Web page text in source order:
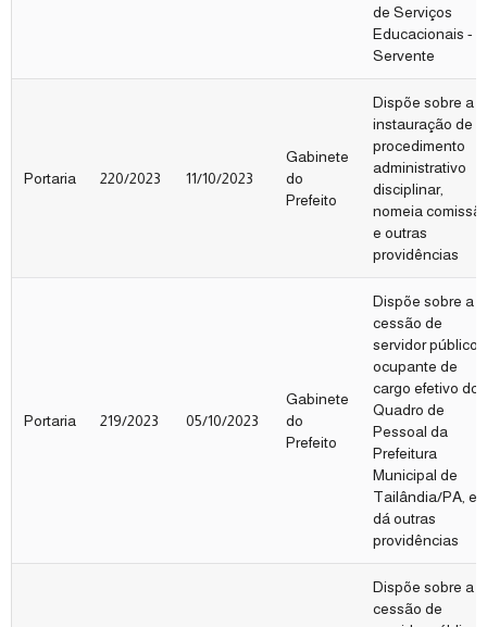
de Serviços
Educacionais -
Servente
Portaria 220/2023 11/10/2023
Gabinete
do
Prefeito
Dispõe sobre a
instauração de
procedimento
administrativo
disciplinar,
nomeia
e outras
providências
Portaria 219/2023 05/10/2023
Gabinete
do
Prefeito
Dispõe sobre a
cessão de
servidor público,
ocupante de
cargo efetivo do
Quadro de
Pessoal da
Prefeitura
Municipal de
Tailândia/PA, e
dá outras
providências
Dispõe sobre a
cessão de